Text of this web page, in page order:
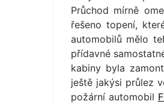
Průchod mírně
řešeno topení,
automobilů mělo
přídavné
kabiny byla
ještě jakýsi průlez
požární automobil